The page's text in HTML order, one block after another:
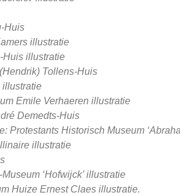
Huis
illustratie
Huis illustratie
Tollens-Huis
illustratie
Emile Verhaeren illustratie
Demedts-Huis
Protestants Historisch Museum
illustratie
‘Hofwijck’ illustratie
Huize Ernest Claes illustratie.